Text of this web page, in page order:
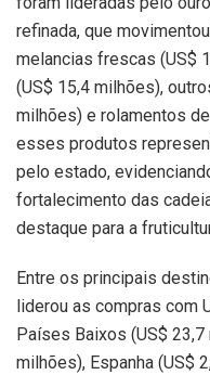
refinada, que
melancias frescas (US$
(US$ 15,4 milhões),
milhões) e rolamentos
esses produtos
pelo estado,
fortalecimento das
destaque para a
Entre os principais
liderou as compras com
Países Baixos (US$ 23,7
milhões), Espanha (US$